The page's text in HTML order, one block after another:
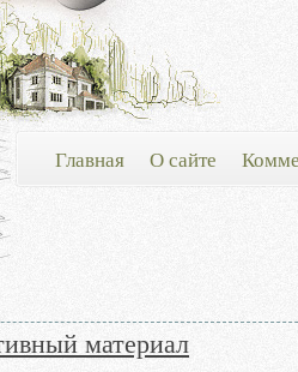
Главная О сайте
материал